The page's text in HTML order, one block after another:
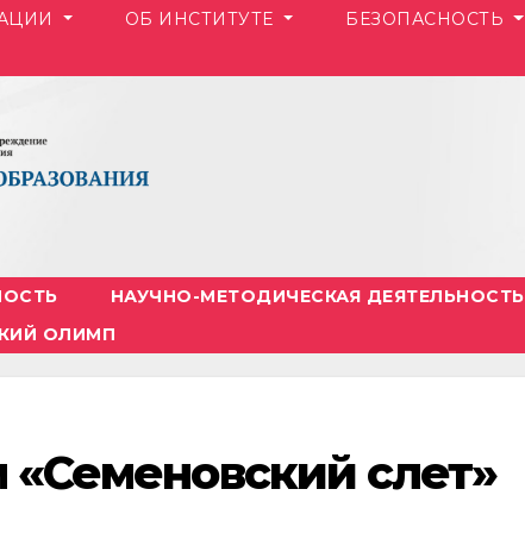
ОБ ИНСТИТУТЕ
БЕЗОПАСНОСТЬ
НАУЧНО-МЕТОДИЧЕСКАЯ ДЕЯТЕЛЬНОСТЬ
ОЛИМП
«Семеновский слет»